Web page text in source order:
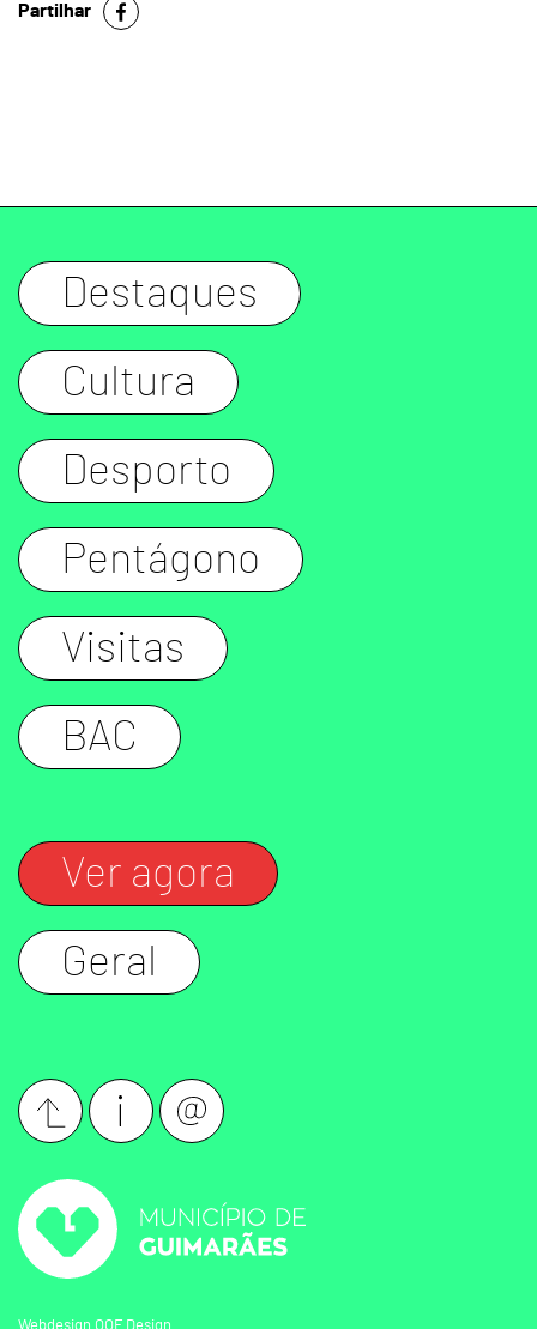
Partilhar
Destaques
Cultura
Desporto
Pentágono
Visitas
BAC
Ver agora
Geral